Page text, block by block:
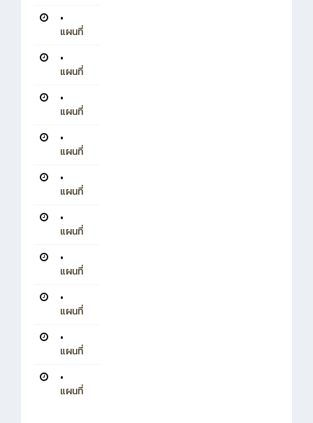
•
แผนที่
•
แผนที่
•
แผนที่
•
แผนที่
•
แผนที่
•
แผนที่
•
แผนที่
•
แผนที่
•
แผนที่
•
แผนที่